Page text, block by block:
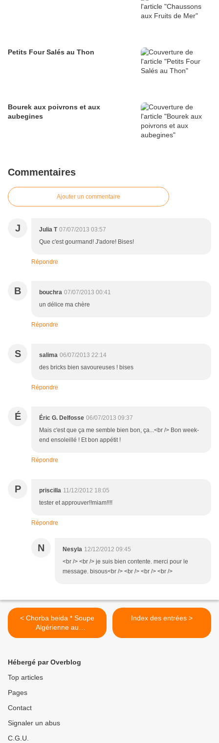
Petits Four Salés au Thon
Bourek aux poivrons et aux
aubegines
Commentaires
Ajouter un commentaire
J Julia T 07/07/2013 03:57
Que c'est gourmand! J'adore! Bises!
Répondre
B bouchra 07/07/2013 00:41
un délice ma chère
Répondre
S salima 06/07/2013 22:14
des bricks bien savoureuses ! bises
Répondre
É Éric G. Delfosse 06/07/2013 09:37
Mais c'est que ça me semble bien bon, ça...<br /> Bon week-
end ensoleillé ! Et bon appétit !
Répondre
P priscilla 11/12/2012 18:05
tester et approuver!!miam!!!!
Répondre
N Nesyla 12/12/2012 09:45
<br /> <br /> je suis bien contente. merci pour le
message. bisous<br /> <br /> <br /> <br />
< Chorba beida * Soupe
Algérienne au
poulet*شوربة بيضاء بالدجاج*
Index des entrées >
Hébergé par Overblog
Top articles
Pages
Contact
Signaler un abus
C.G.U.